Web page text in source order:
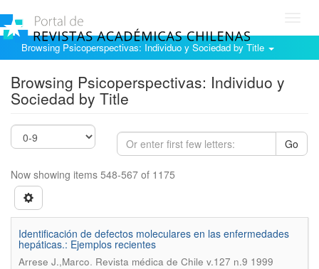
Browsing Psicoperspectivas: Individuo y Sociedad by Title
Browsing Psicoperspectivas: Individuo y
Sociedad by Title
Go
Now showing items 548-567 of 1175
Identificación de defectos moleculares en las enfermedades
hepáticas.: Ejemplos recientes
Arrese J.,Marco. Revista médica de Chile v.127 n.9 1999